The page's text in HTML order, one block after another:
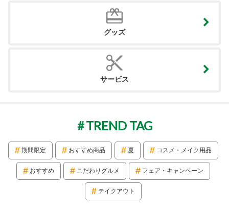
グッズ
サービス
TREND TAG
期間限定 おすすめ商品 夏 コスメ・メイク用品
おすすめ こだわりグルメ フェア・キャンペーン
テイクアウト